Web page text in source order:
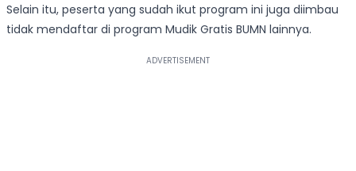
Selain itu, peserta yang sudah ikut program ini juga diimbau
tidak mendaftar di program Mudik Gratis BUMN lainnya.